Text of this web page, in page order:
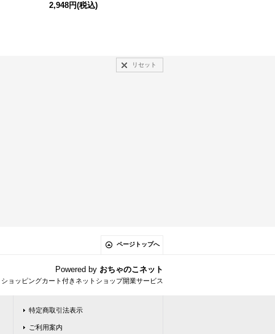
2,948円(税込)
リセット
ページトップへ
Powered by おちゃのこネット
ョッピングカート付きネットショップ開業サービス
特定商取引法表示
ご利用案内